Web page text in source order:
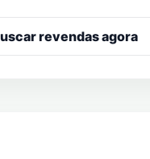
revendas agora